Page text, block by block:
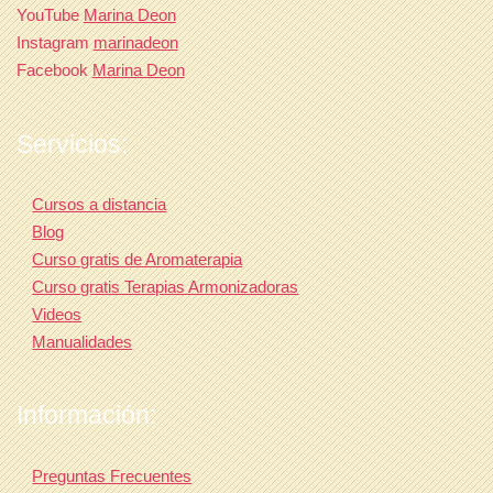
YouTubeMarina Deon
Instagrammarinadeon
FacebookMarina Deon
Servicios:
Cursos a distancia
Blog
Curso gratis de Aromaterapia
Curso gratis Terapias Armonizadoras
Videos
Manualidades
Información:
Preguntas Frecuentes